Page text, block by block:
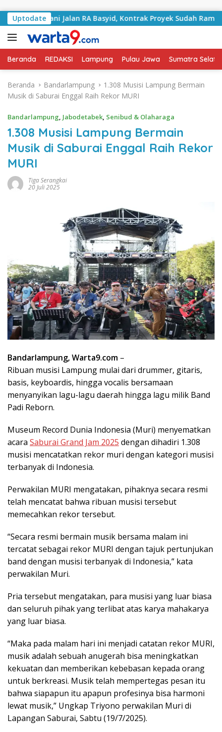
Uptodate
Jalan RA Basyid, Kontrak Proyek Sudah Rampung
Beranda REDAKSI Lampung Pulau Jawa Sumatra
Beranda Bandarlampung
1.308 Musisi Lampung Bermain
Musik di Saburai Enggal Raih Rekor MURI
Bandarlampung, Jabodetabek, Senibud & Olaharaga
1.308 Musisi Lampung Bermain
Musik di Saburai Enggal Raih Rekor
MURI
Tiga Serangkai
20 Juli 2025
Bandarlampung, Warta9.com –
Ribuan musisi Lampung mulai dari drummer, gitaris,
basis, keyboardis, hingga vocalis bersamaan
menyanyikan lagu-lagu daerah hingga lagu milik Band
Padi Reborn.
Museum Record Dunia Indonesia (Muri) menyematkan
acara Saburai Grand Jam 2025 dengan dihadiri 1.308
musisi mencatatkan rekor muri dengan kategori musisi
terbanyak di Indonesia.
Perwakilan MURI mengatakan, pihaknya secara resmi
telah mencatat bahwa ribuan musisi tersebut
memecahkan rekor tersebut.
“Secara resmi bermain musik bersama malam ini
tercatat sebagai rekor MURI dengan tajuk pertunjukan
band dengan musisi terbanyak di Indonesia,” kata
perwakilan Muri.
Pria tersebut mengatakan, para musisi yang luar biasa
dan seluruh pihak yang terlibat atas karya mahakarya
yang luar biasa.
“Maka pada malam hari ini menjadi catatan rekor MURI,
musik adalah sebuah anugerah bisa meningkatkan
kekuatan dan memberikan kebebasan kepada orang
untuk berkreasi. Musik telah mempertegas pesan itu
bahwa siapapun itu apapun profesinya bisa harmoni
lewat musik,” Ungkap Triyono perwakilan Muri di
Lapangan Saburai, Sabtu (19/7/2025).